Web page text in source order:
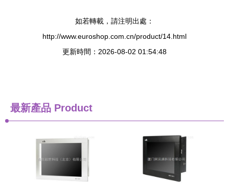
如若轉載，請注明出處：
http://www.euroshop.com.cn/product/14.html
更新時間：2026-08-02 01:54:48
最新產品 Product